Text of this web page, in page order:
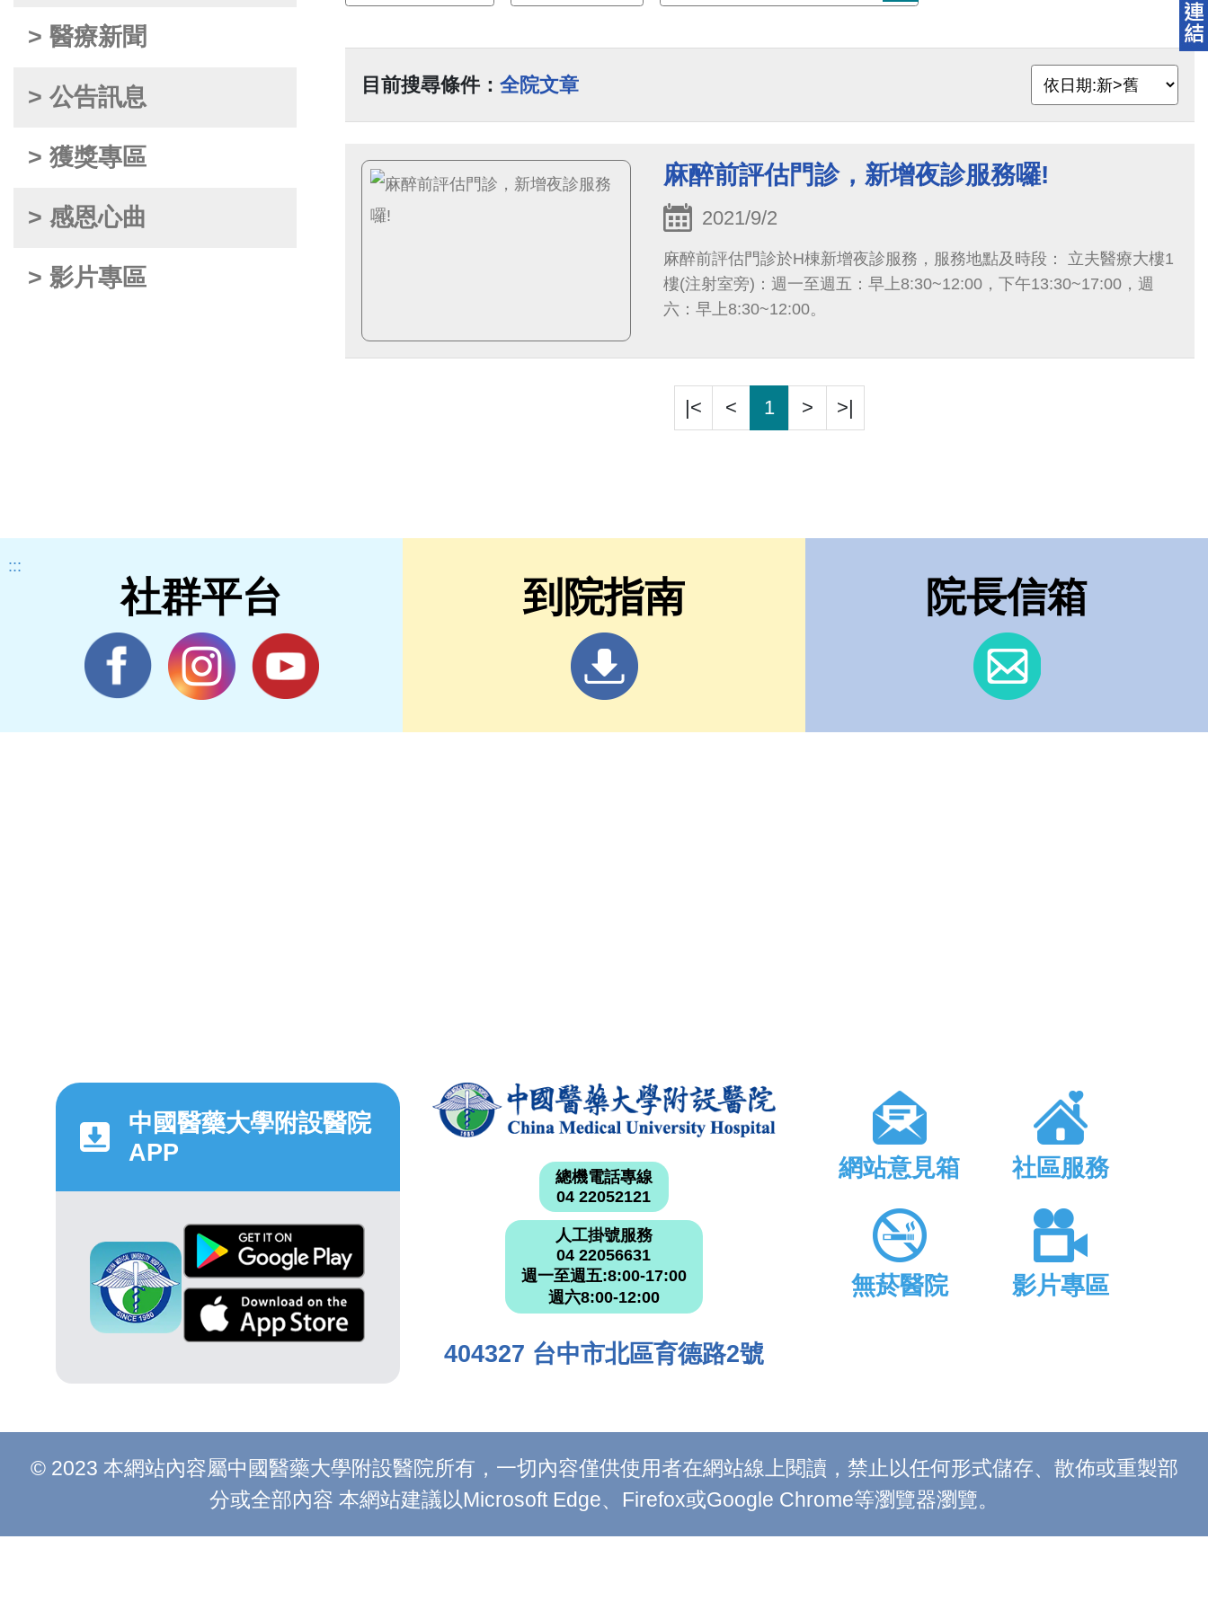
> 醫療新聞
> 公告訊息
> 獲獎專區
> 感恩心曲
> 影片專區
目前搜尋條件： 全院文章
麻醉前評估門診，新增夜診服務囉!
2021/9/2
麻醉前評估門診於H棟新增夜診服務，服務地點及時段： 立夫醫療大樓1
樓(注射室旁)：週一至週五：早上8:30~12:00，下午13:30~17:00，週
六：早上8:30~12:00。
|< < 1 > >|
:::
社群平台 到院指南 院長信箱
中國醫藥大學附設醫院
APP
總機電話專線
04 22052121
人工掛號服務
04 22056631
週一至週五:8:00-17:00
週六8:00-12:00
404327 台中市北區育德路2號
網站意見箱 社區服務
無菸醫院 影片專區
© 2023 本網站內容屬中國醫藥大學附設醫院所有，一切內容僅供使用者在網站線上閱讀，禁止以任何形式儲存、散佈或重製部
分或全部內容 本網站建議以Microsoft Edge、Firefox或Google Chrome等瀏覽器瀏覽。